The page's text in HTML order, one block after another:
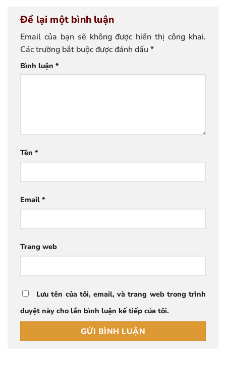
Để lại một bình luận
Email của bạn sẽ không được hiển thị công khai.
Các trường bắt buộc được đánh dấu *
Bình luận *
Tên *
Email *
Trang web
Lưu tên của tôi, email, và trang web trong trình
duyệt này cho lần bình luận kế tiếp của tôi.